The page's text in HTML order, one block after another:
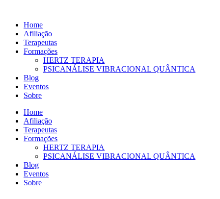
conteúdo
Home
Afiliação
Terapeutas
Formações
HERTZ TERAPIA
PSICANÁLISE VIBRACIONAL QUÂNTICA
Blog
Eventos
Sobre
Home
Afiliação
Terapeutas
Formações
HERTZ TERAPIA
PSICANÁLISE VIBRACIONAL QUÂNTICA
Blog
Eventos
Sobre